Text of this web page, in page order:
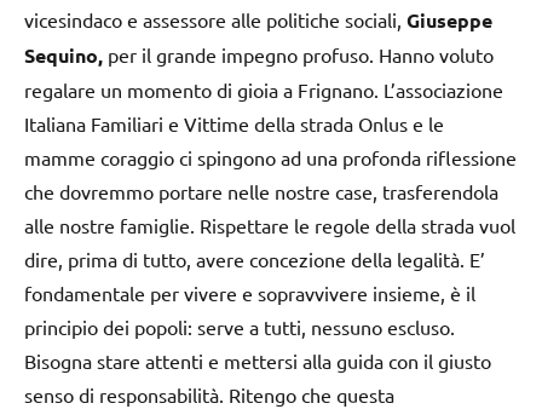
vicesindaco e assessore alle politiche sociali, Giuseppe
Sequino, per il grande impegno profuso. Hanno voluto
regalare un momento di gioia a Frignano. L’associazione
Italiana Familiari e Vittime della strada Onlus e le
mamme coraggio ci spingono ad una profonda riflessione
che dovremmo portare nelle nostre case, trasferendola
alle nostre famiglie. Rispettare le regole della strada vuol
dire, prima di tutto, avere concezione della legalità. E’
fondamentale per vivere e sopravvivere insieme, è il
principio dei popoli: serve a tutti, nessuno escluso.
Bisogna stare attenti e mettersi alla guida con il giusto
senso di responsabilità. Ritengo che questa